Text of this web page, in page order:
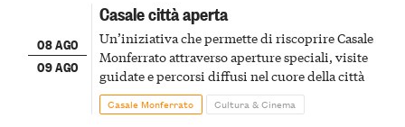
08 AGO
09 AGO
Casale città aperta
Un’iniziativa che permette di riscoprire Casale
Monferrato attraverso aperture speciali, visite
guidate e percorsi diffusi nel cuore della città
Casale Monferrato Cultura & Cinema